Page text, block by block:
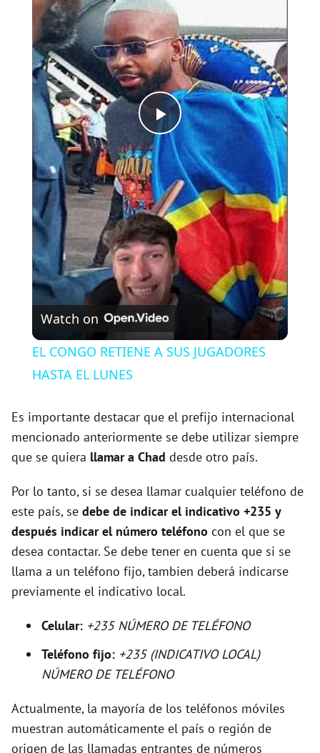
P
l
a
y
V
i
e
Watch on
EL CONGO RETIENE A SUS JUGADORES
HASTA EL LUNES
Es importante destacar que el prefijo internacional
mencionado anteriormente se debe utilizar siempre
que se quiera llamar a Chad desde otro país.
Por lo tanto, si se desea llamar cualquier teléfono de
este país, se debe de indicar el indicativo +235 y
después indicar el número teléfono con el que se
desea contactar. Se debe tener en cuenta que si se
llama a un teléfono fijo, tambien deberá indicarse
previamente el indicativo local.
Celular: +235 NÚMERO DE TELÉFONO
Teléfono fijo: +235 (INDICATIVO LOCAL)
NÚMERO DE TELÉFONO
Actualmente, la mayoría de los teléfonos móviles
muestran automáticamente el país o región de
origen de las llamadas entrantes de números